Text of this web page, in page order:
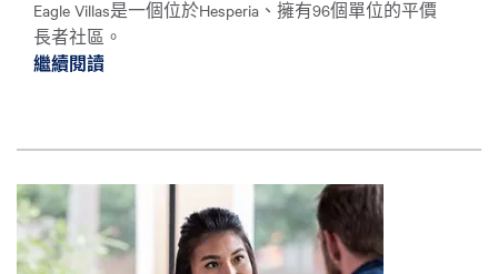
Eagle Villas是一個位於Hesperia、擁有96個單位的平價
長者社區。
繼續閱讀繼續閱讀投資我們的社區：信用狀支持長者
圖片